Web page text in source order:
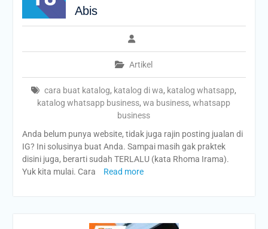
Abis
Artikel
cara buat katalog, katalog di wa, katalog whatsapp,
katalog whatsapp business,wa business,whatsapp
business
Anda belum punya website, tidak juga rajin posting jualan di
IG? Ini solusinya buat Anda. Sampai masih gak praktek
disini juga, berarti sudah TERLALU (kata Rhoma Irama).
Yuk kita mulai. Cara
Read more